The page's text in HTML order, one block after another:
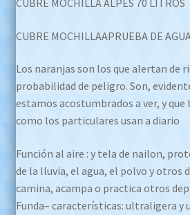
CUBRE MOCHILLA ALPES 70 LITROS
CUBRE MOCHILLAAPRUEBA DE
Los naranjas son los que alertan de
probabilidad de peligro. Son,
estamos acostumbrados a ver, y
como los particulares usan a diario
Función al aire : y tela de nailon,
de la lluvia, el agua, el polvo y otros
camina, acampa o practica otros
Funda– características: ultraligera y